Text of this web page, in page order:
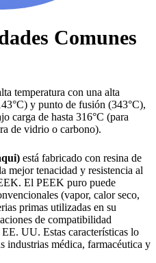
Comunes
temperatura con una alta
y punto de fusión (343°C),
carga de hasta 316°C (para
de vidrio o carbono).
está fabricado con resina de
mejor tenacidad y resistencia al
El PEEK puro puede
(vapor, calor seco,
primas utilizadas en su
de compatibilidad
UU. Estas características lo
industrias médica, farmacéutica y